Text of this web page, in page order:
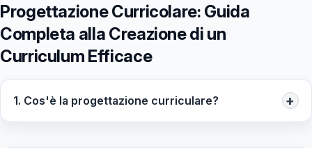
Progettazione Curricolare: Guida
Completa alla Creazione di un
Curriculum Efficace
1. Cos'è la progettazione curriculare? +
La progettazione curriculare è il processo